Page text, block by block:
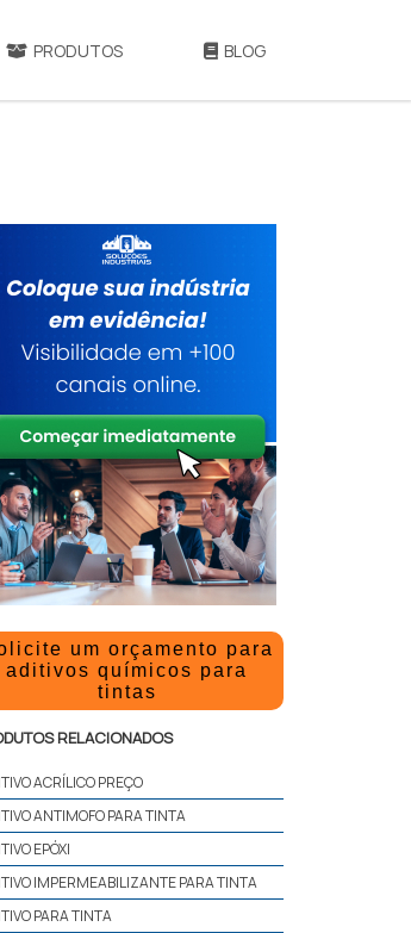
PRODUTOS BLOG
um orçamento para
aditivos químicos para
tintas
RELACIONADOS
ACRÍLICO PREÇO
ANTIMOFO PARA TINTA
EPÓXI
IMPERMEABILIZANTE PARA TINTA
PARA TINTA